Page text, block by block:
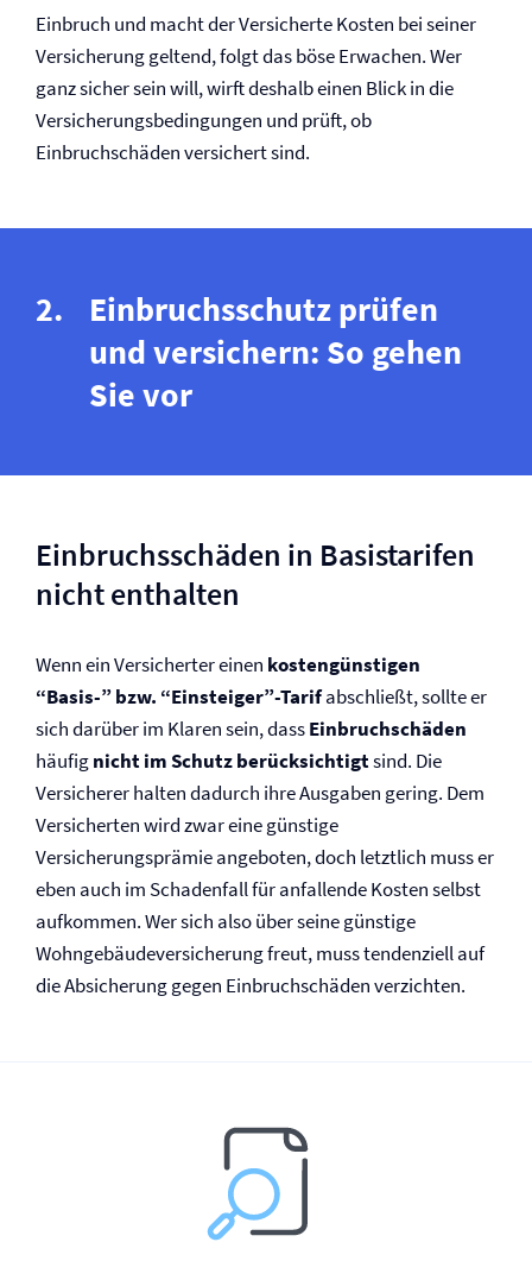
Einbruch und macht der Versicherte Kosten bei seiner
Versicherung geltend, folgt das böse Erwachen. Wer
ganz sicher sein will, wirft deshalb einen Blick in die
Versicherungs­bedingungen und prüft, ob
Einbruchschäden versichert sind.
Einbruchsschutz prüfen
und versichern: So gehen
Sie vor
Einbruchsschäden in Basistarifen
nicht enthalten
Wenn ein Versicherter einen kostengünstigen
“Basis-” bzw. “Einsteiger”-Tarifabschließt, sollte er
sich darüber im Klaren sein, dassEinbruchschäden
häufignicht im Schutz berücksichtigtsind. Die
Versicherer halten dadurch ihre Ausgaben gering. Dem
Versicherten wird zwar eine günstige
Versicherungsprämie angeboten, doch letztlich muss er
eben auch im Schadenfall für anfallende Kosten selbst
aufkommen. Wer sich also über seine günstige
Wohngebäude­versicherung freut, muss tendenziell auf
die Absicherung gegen Einbruchschäden verzichten.